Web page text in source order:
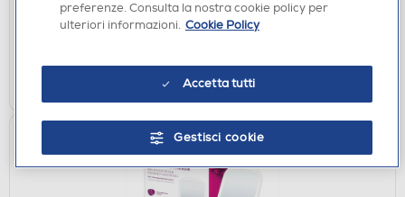
Acquisto online:disponibile
Ritiro in negozio in 30' gratuito:verifica
AGGIUNGI
preferenze. Consulta la nostra cookie policy per
ulteriori informazioni. Cookie Policy
Accetta tutti
Gestisci cookie